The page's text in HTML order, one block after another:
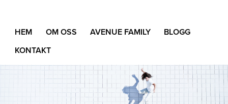
HEM OM OSS AVENUE FAMILY
BLOGG
KONTAKT